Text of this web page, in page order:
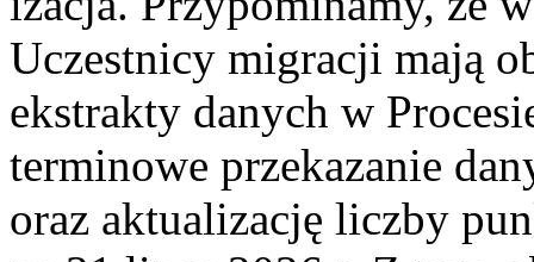
Uczestnicy migracji mają
ekstrakty danych w
terminowe przekazanie
oraz aktualizację liczby